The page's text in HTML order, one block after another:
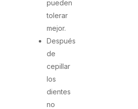
pueden
tolerar
mejor.
Después
de
cepillar
los
dientes
no